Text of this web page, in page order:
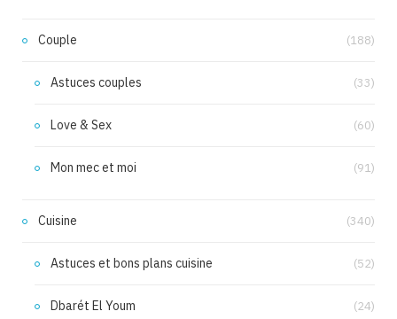
Couple (188)
Astuces couples (33)
Love & Sex (60)
Mon mec et moi (91)
Cuisine (340)
Astuces et bons plans cuisine (52)
Dbarét El Youm (24)